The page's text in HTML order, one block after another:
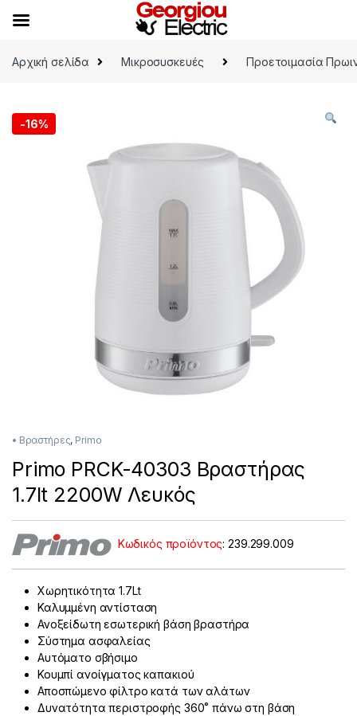
Αρχική σελίδα
Μικροσυσκευές Προετοιμασία
-16%
• Βραστήρες, Primo
Primo PRCK-40303 Βραστήρας
1.7lt 2200W Λευκός
Κωδικός προϊόντος:239.299.009
Χωρητικότητα 1.7Lt
Καλυμμένη αντίσταση
Ανοξείδωτη εσωτερική βάση βραστήρα
Σύστημα ασφαλείας
Αυτόματο σβήσιμο
Κουμπί ανοίγματος καπακιού
Αποσπώμενο φίλτρο κατά των αλάτων
Δυνατότητα περιστροφής 360˚ πάνω στη βάση